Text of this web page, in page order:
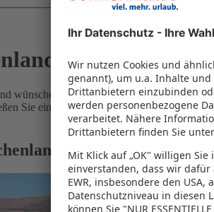
wünschen sich kilometerlange
Sie einen Urlaub mit Ihrer Familie und
- Beliebte Inseln